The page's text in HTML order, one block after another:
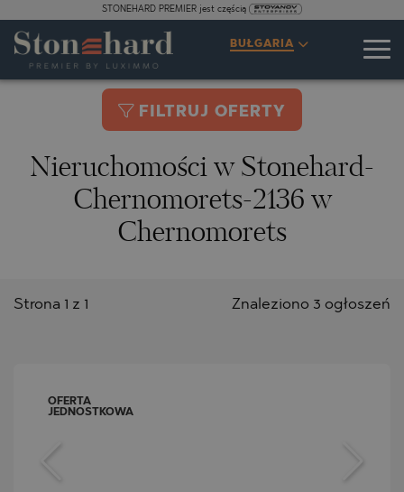
STONEHARD PREMIER jest częścią
BUŁGARIA
FILTRUJ OFERTY
Nieruchomości w Stonehard-
Chernomorets-2136 w
Chernomorets
Znaleziono 3 ogłoszeń
Strona 1 z 1
OFERTA
JEDNOSTKOWA